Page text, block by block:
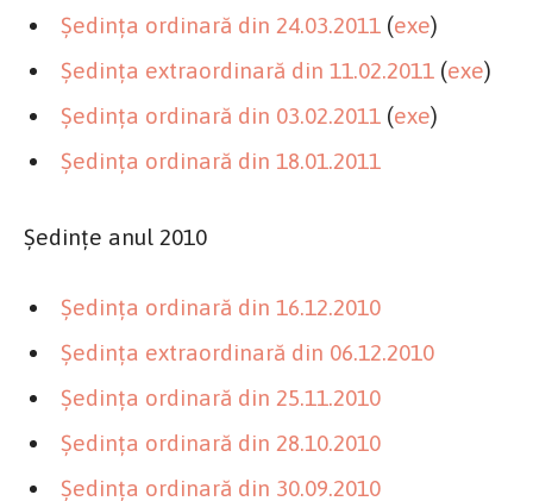
Şedinţa ordinară din 24.03.2011 (exe)
Şedinţa extraordinară din 11.02.2011 (exe)
Şedinţa ordinară din 03.02.2011 (exe)
Şedinţa ordinară din 18.01.2011
Şedinţe anul 2010
Şedinţa ordinară din 16.12.2010
Şedinţa extraordinară din 06.12.2010
Şedinţa ordinară din 25.11.2010
Şedinţa ordinară din 28.10.2010
Şedinţa ordinară din 30.09.2010